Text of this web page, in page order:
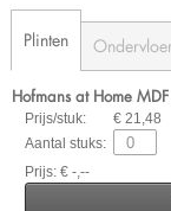
Plinten Ondervloer
Hofmans at Home
Prijs/stuk:
€ 21,48
Aantal stuks:
Prijs: € -,--